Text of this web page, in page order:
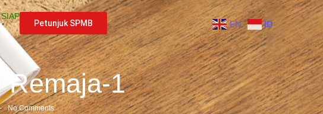
Petunjuk SPMB
SIAP
EN ID
Remaja-1
No Comments